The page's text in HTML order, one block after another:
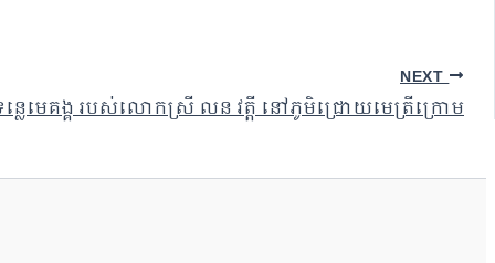
NEXT
លេមេគង្គ របស់លោកស្រី លន វត្តី នៅភូមិជ្រោយមេត្រីក្រោម